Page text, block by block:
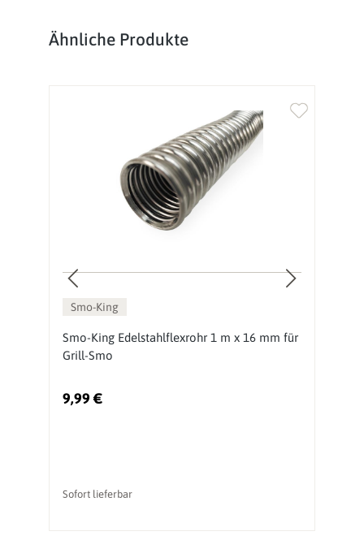
Produktgalerie überspringen
Ähnliche Produkte
Smo-King
Smo-King Edelstahlflexrohr 1 m x 16 mm für
Grill-Smo
9,99 €
Sofort lieferbar